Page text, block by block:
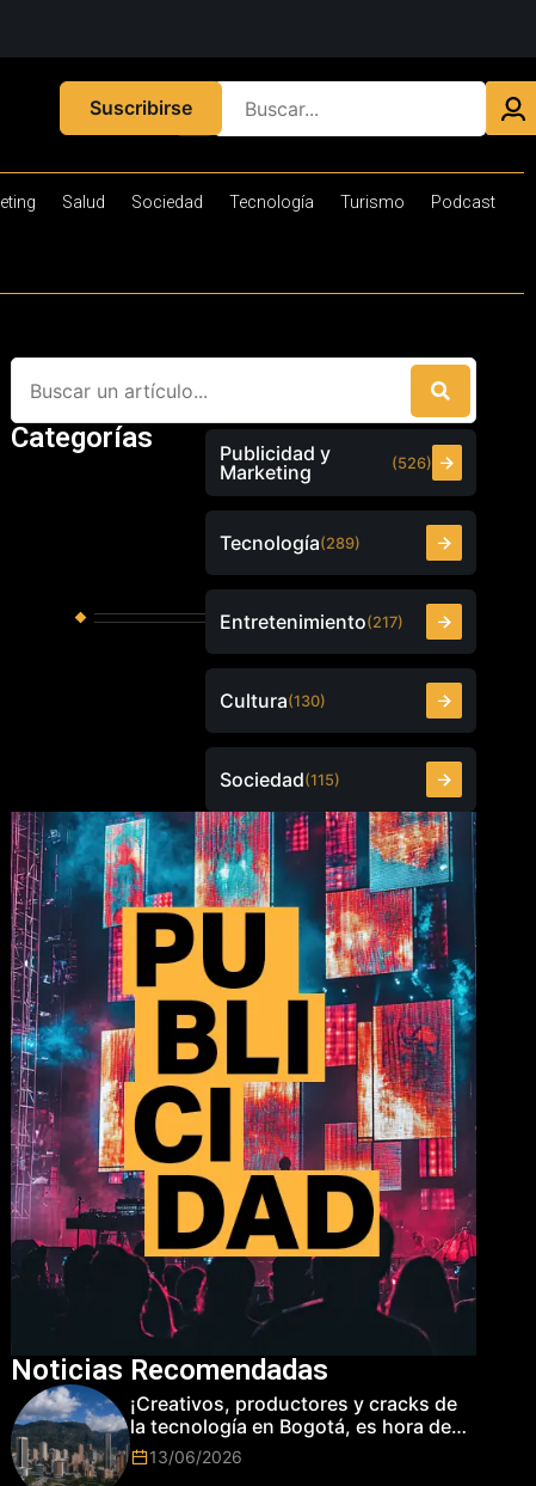
Suscribirse
Salud Sociedad Tecnología Turismo Podcast
Categorías
Publicidad y
Marketing
(526)
Tecnología(289)
Entretenimiento(217)
Cultura(130)
Sociedad(115)
Noticias Recomendadas
¡Creativos, productores y cracks de
la tecnología en Bogotá, es hora de
subir de nivel! Las marcas más top
del mundo esperan por su talento.
13/06/2026